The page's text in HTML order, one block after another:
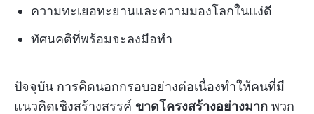
ความทะเยอทะยานและความมองโลกในแง่ดี
ทัศนคติที่พร้อมจะลงมือทำ
ปัจจุบัน การคิดนอกกรอบอย่างต่อเนื่องทำให้คนที่มี
แนวคิดเชิงสร้างสรรค์ ขาดโครงสร้างอย่างมาก พวก